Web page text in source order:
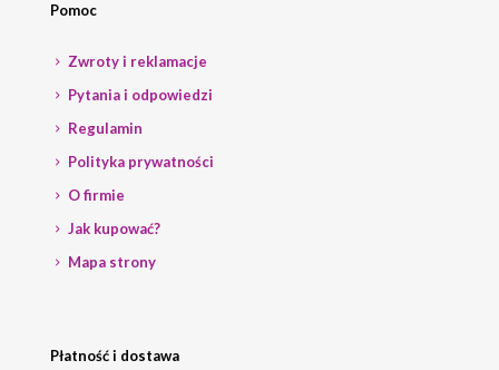
Pomoc
Zwroty i reklamacje
Pytania i odpowiedzi
Regulamin
Polityka prywatności
O firmie
Jak kupować?
Mapa strony
Płatność i dostawa